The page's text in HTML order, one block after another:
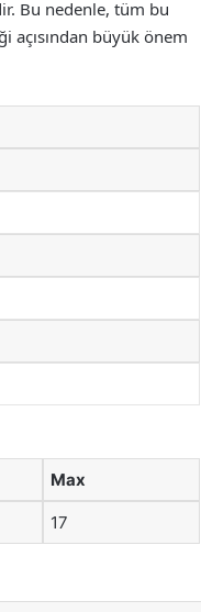
Bu nedenle, tüm bu
açısından büyük önem
Max
17